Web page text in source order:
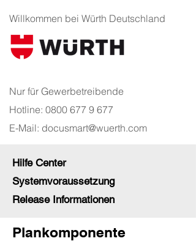
Willkommen bei Würth Deutschland
Nur für Gewerbetreibende
Hotline: 0800 677 9 677
E-Mail: docusmart@wuerth.com
Hilfe Center
Systemvoraussetzung
Release Informationen
Plankomponente